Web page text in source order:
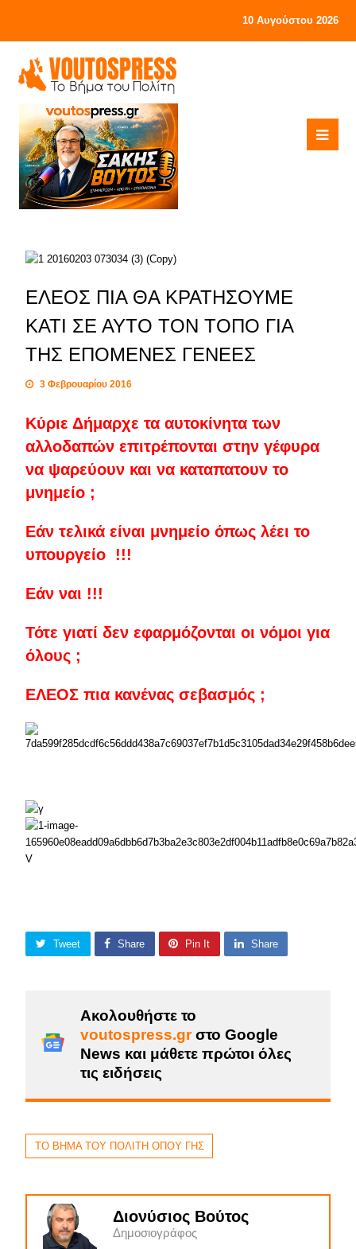
10 Αυγούστου 2026
ΕΛΕΟΣ ΠΙΑ ΘΑ ΚΡΑΤΗΣΟΥΜΕ
ΚΑΤΙ ΣΕ ΑΥΤΟ ΤΟΝ ΤΟΠΟ ΓΙΑ
ΤΗΣ ΕΠΟΜΕΝΕΣ ΓΕΝΕΕΣ
3 Φεβρουαρίου 2016
Κύριε Δήμαρχε τα αυτοκίνητα των
αλλοδαπών επιτρέπονται στην γέφυρα
να ψαρεύουν και να καταπατουν το
μνημείο ;
Εάν τελικά είναι μνημείο όπως λέει το
υπουργείο !!!
Εάν ναι !!!
Τότε γιατί δεν εφαρμόζονται οι νόμοι για
όλους ;
ΕΛΕΟΣ πια κανένας σεβασμός ;
Tweet Share Pin It Share
Ακολουθήστε το
voutospress.grστο Google
News και μάθετε πρώτοι όλες
τις ειδήσεις
ΤΟ ΒΗΜΑ ΤΟΥ ΠΟΛΙΤΗ ΟΠΟΥ ΓΗΣ
Διονύσιος Βούτος
Δημοσιογράφος